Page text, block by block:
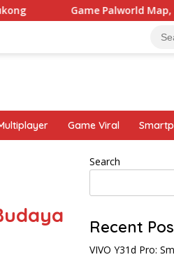
Palworld Map, Game
Game Viral
Search
Recent
VIVO Y31d Pro: